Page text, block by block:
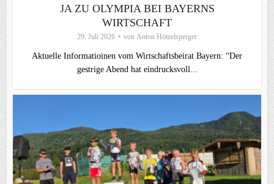
JA ZU OLYMPIA BEI BAYERNS
WIRTSCHAFT
29. Juli 2026 von Anton Hötzelsperger
Aktuelle Informatioinen vom Wirtschaftsbeirat Bayern: “Der
gestrige Abend hat eindrucksvoll...